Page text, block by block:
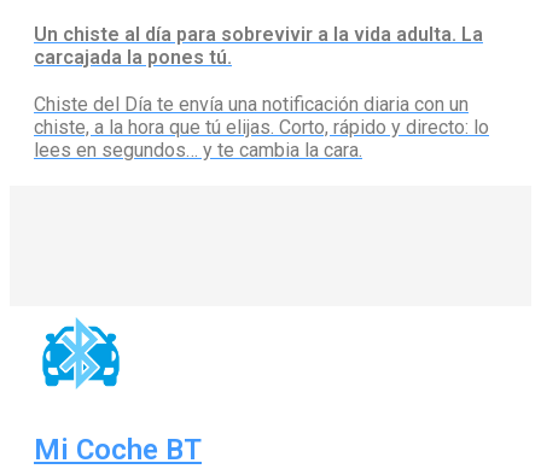
Un chiste al día para sobrevivir a la vida adulta. La
carcajada la pones tú.
Chiste del Día te envía una notificación diaria con un
chiste, a la hora que tú elijas. Corto, rápido y directo: lo
lees en segundos… y te cambia la cara.
Mi Coche BT